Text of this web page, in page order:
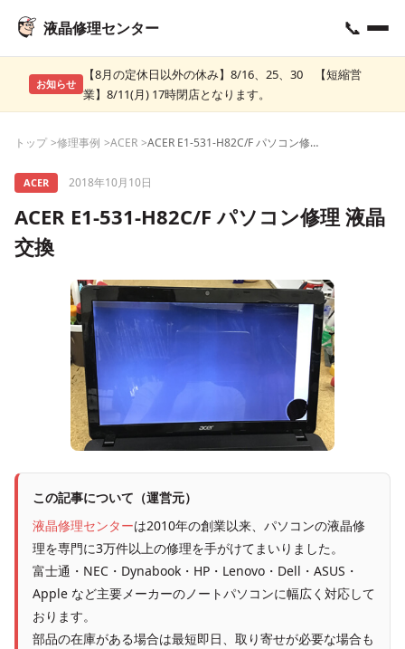
液晶修理センター 📞
お知らせ
【8月の定休日以外の休み】8/16、25、30 【短縮営
業】8/11(月) 17時閉店となります。
トップ 修理事例 ACER ACER E1-531-H82C/F パソコン修理 液晶交換
ACER 2018年10月10日
ACER E1-531-H82C/F パソコン修理 液晶
交換
この記事について（運営元）
液晶修理センターは2010年の創業以来、パソコンの液晶修
理を専門に3万件以上の修理を手がけてまいりました。
富士通・NEC・Dynabook・HP・Lenovo・Dell・ASUS・
Apple など主要メーカーのノートパソコンに幅広く対応して
おります。
部品の在庫がある場合は最短即日、取り寄せが必要な場合も